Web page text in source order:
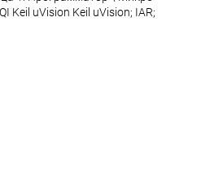
Keil uVision Keil uVision; IAR;